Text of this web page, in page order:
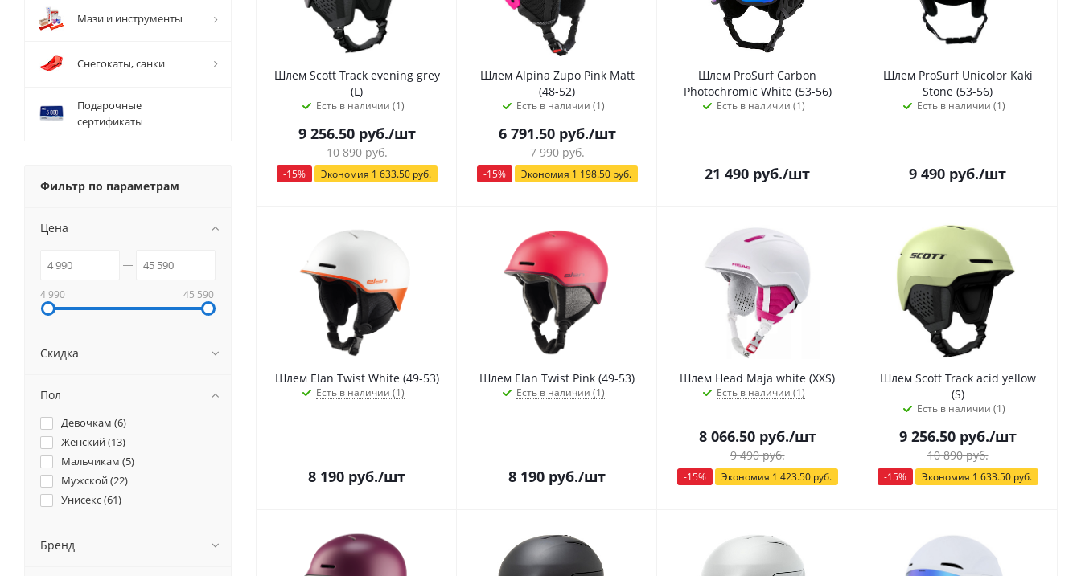
Шлем Scott Track evening grey
(L)
Есть в наличии (1)
9 256.50руб./шт
10 890руб.
-15% Экономия 1 633.50руб.
Шлем Alpina Zupo Pink Matt
(48-52)
Есть в наличии (1)
6 791.50руб./шт
7 990руб.
-15% Экономия 1 198.50руб.
Шлем ProSurf Carbon
Photochromic White (53-56)
Есть в наличии (1)
21 490 руб./шт
Шлем ProSurf Unicolor Kaki
Stone (53-56)
Есть в наличии (1)
9 490 руб./шт
Шлем Elan Twist White (49-53)
Есть в наличии (1)
8 190 руб./шт
Шлем Elan Twist Pink (49-53)
Есть в наличии (1)
8 190 руб./шт
Шлем Head Maja white (XXS)
Есть в наличии (1)
8 066.50руб./шт
9 490руб.
-15% Экономия 1 423.50руб.
Шлем Scott Track acid yellow
(S)
Есть в наличии (1)
9 256.50руб./шт
10 890руб.
-15% Экономия 1 633.50руб.
Мази и инструменты
Снегокаты, санки
Подарочные
сертификаты
Фильтр по параметрам
Цена
4 990 45 590
Скидка
Пол
Девочкам (6)
Женский (13)
Мальчикам (5)
Мужской (22)
Унисекс (61)
Бренд